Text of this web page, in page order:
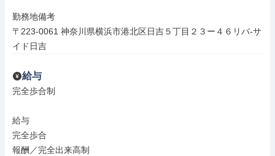
勤務地備考
〒223-0061 神奈川県横浜市港北区日吉５丁目２３ー４６リバ-サ
イド日吉
給与
完全歩合制
給与
完全歩合
報酬／完全出来高制